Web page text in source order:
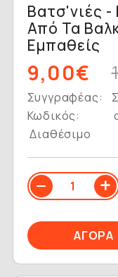
Βατσ'νιές
Από Τα
Εμπαθείς
9,00€
Συγγραφέας:
Κωδικός:
Διαθέσιμο